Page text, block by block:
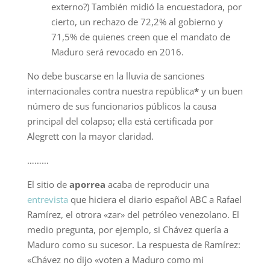
externo?) También midió la encuestadora, por
cierto, un rechazo de 72,2% al gobierno y
71,5% de quienes creen que el mandato de
Maduro será revocado en 2016.
No debe buscarse en la lluvia de sanciones
internacionales contra nuestra república*y un buen
número de sus funcionarios públicos la causa
principal del colapso; ella está certificada por
Alegrett con la mayor claridad.
………
El sitio de aporrea acaba de reproducir una
entrevista que hiciera el diario español ABC a Rafael
Ramírez, el otrora «zar» del petróleo venezolano. El
medio pregunta, por ejemplo, si Chávez quería a
Maduro como su sucesor. La respuesta de Ramírez:
«Chávez no dijo «voten a Maduro como mi